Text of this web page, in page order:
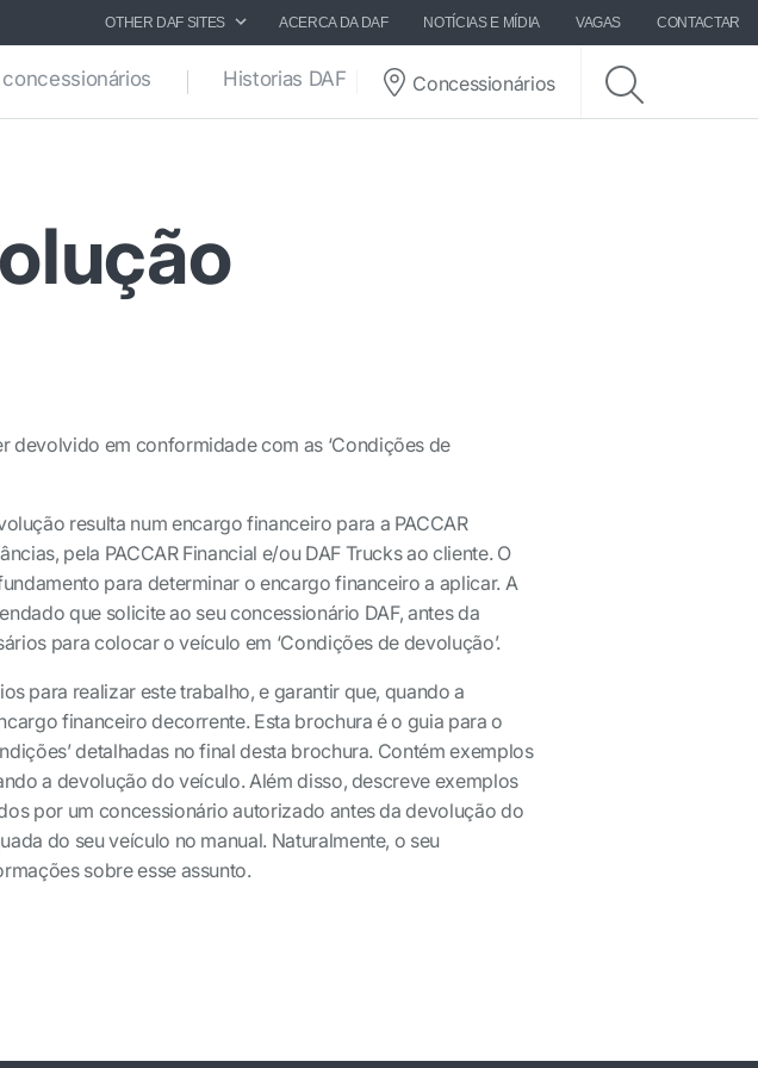
OTHER DAF SITES ACERCA DA DAF NOTÍCIAS E MÍDIA VAGAS CONTACTAR
Historias DAF Concessionários
devolvido em conformidade com as ‘Condições de
resulta num encargo financeiro para a PACCAR
pela PACCAR Financial e/ou DAF Trucks ao cliente. O
para determinar o encargo financeiro a aplicar. A
que solicite ao seu concessionário DAF, antes da
para colocar o veículo em ‘Condições de devolução’.
para realizar este trabalho, e garantir que, quando a
financeiro decorrente. Esta brochura é o guia para o
detalhadas no final desta brochura. Contém exemplos
a devolução do veículo. Além disso, descreve exemplos
por um concessionário autorizado antes da devolução do
do seu veículo no manual. Naturalmente, o seu
sobre esse assunto.